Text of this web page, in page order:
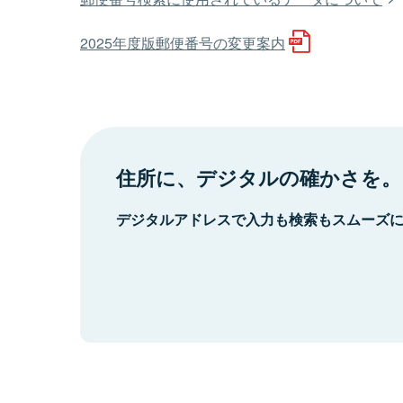
2025年度版郵便番号の変更案内
住所に、デジタルの確かさを。
デジタルアドレスで入力も検索もスムーズ